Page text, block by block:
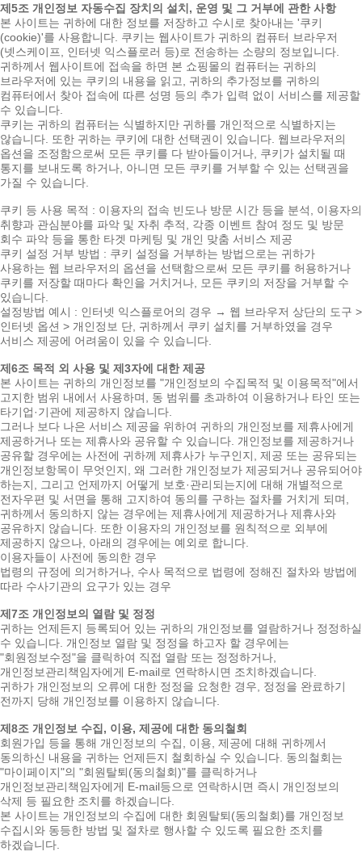
제5조 개인정보 자동수집 장치의 설치, 운영 및 그 거부에 관한 사항
본 사이트는 귀하에 대한 정보를 저장하고 수시로 찾아내는 '쿠키
(cookie)'를 사용합니다. 쿠키는 웹사이트가 귀하의 컴퓨터 브라우저
(넷스케이프, 인터넷 익스플로러 등)로 전송하는 소량의 정보입니다.
귀하께서 웹사이트에 접속을 하면 본 쇼핑몰의 컴퓨터는 귀하의
브라우저에 있는 쿠키의 내용을 읽고, 귀하의 추가정보를 귀하의
컴퓨터에서 찾아 접속에 따른 성명 등의 추가 입력 없이 서비스를 제공할
수 있습니다.
쿠키는 귀하의 컴퓨터는 식별하지만 귀하를 개인적으로 식별하지는
않습니다. 또한 귀하는 쿠키에 대한 선택권이 있습니다. 웹브라우저의
옵션을 조정함으로써 모든 쿠키를 다 받아들이거나, 쿠키가 설치될 때
통지를 보내도록 하거나, 아니면 모든 쿠키를 거부할 수 있는 선택권을
가질 수 있습니다.
쿠키 등 사용 목적 : 이용자의 접속 빈도나 방문 시간 등을 분석, 이용자의
취향과 관심분야를 파악 및 자취 추적, 각종 이벤트 참여 정도 및 방문
회수 파악 등을 통한 타겟 마케팅 및 개인 맞춤 서비스 제공
쿠키 설정 거부 방법 : 쿠키 설정을 거부하는 방법으로는 귀하가
사용하는 웹 브라우저의 옵션을 선택함으로써 모든 쿠키를 허용하거나
쿠키를 저장할 때마다 확인을 거치거나, 모든 쿠키의 저장을 거부할 수
있습니다.
설정방법 예시 : 인터넷 익스플로어의 경우 → 웹 브라우저 상단의 도구 >
인터넷 옵션 > 개인정보 단, 귀하께서 쿠키 설치를 거부하였을 경우
서비스 제공에 어려움이 있을 수 있습니다.
제6조 목적 외 사용 및 제3자에 대한 제공
본 사이트는 귀하의 개인정보를 "개인정보의 수집목적 및 이용목적"에서
고지한 범위 내에서 사용하며, 동 범위를 초과하여 이용하거나 타인 또는
타기업·기관에 제공하지 않습니다.
그러나 보다 나은 서비스 제공을 위하여 귀하의 개인정보를 제휴사에게
제공하거나 또는 제휴사와 공유할 수 있습니다. 개인정보를 제공하거나
공유할 경우에는 사전에 귀하께 제휴사가 누구인지, 제공 또는 공유되는
개인정보항목이 무엇인지, 왜 그러한 개인정보가 제공되거나 공유되어야
하는지, 그리고 언제까지 어떻게 보호·관리되는지에 대해 개별적으로
전자우편 및 서면을 통해 고지하여 동의를 구하는 절차를 거치게 되며,
귀하께서 동의하지 않는 경우에는 제휴사에게 제공하거나 제휴사와
공유하지 않습니다. 또한 이용자의 개인정보를 원칙적으로 외부에
제공하지 않으나, 아래의 경우에는 예외로 합니다.
이용자들이 사전에 동의한 경우
법령의 규정에 의거하거나, 수사 목적으로 법령에 정해진 절차와 방법에
따라 수사기관의 요구가 있는 경우
제7조 개인정보의 열람 및 정정
귀하는 언제든지 등록되어 있는 귀하의 개인정보를 열람하거나 정정하실
수 있습니다. 개인정보 열람 및 정정을 하고자 할 경우에는
"회원정보수정"을 클릭하여 직접 열람 또는 정정하거나,
개인정보관리책임자에게 E-mail로 연락하시면 조치하겠습니다.
귀하가 개인정보의 오류에 대한 정정을 요청한 경우, 정정을 완료하기
전까지 당해 개인정보를 이용하지 않습니다.
제8조 개인정보 수집, 이용, 제공에 대한 동의철회
회원가입 등을 통해 개인정보의 수집, 이용, 제공에 대해 귀하께서
동의하신 내용을 귀하는 언제든지 철회하실 수 있습니다. 동의철회는
"마이페이지"의 "회원탈퇴(동의철회)"를 클릭하거나
개인정보관리책임자에게 E-mail등으로 연락하시면 즉시 개인정보의
삭제 등 필요한 조치를 하겠습니다.
본 사이트는 개인정보의 수집에 대한 회원탈퇴(동의철회)를 개인정보
수집시와 동등한 방법 및 절차로 행사할 수 있도록 필요한 조치를
하겠습니다.